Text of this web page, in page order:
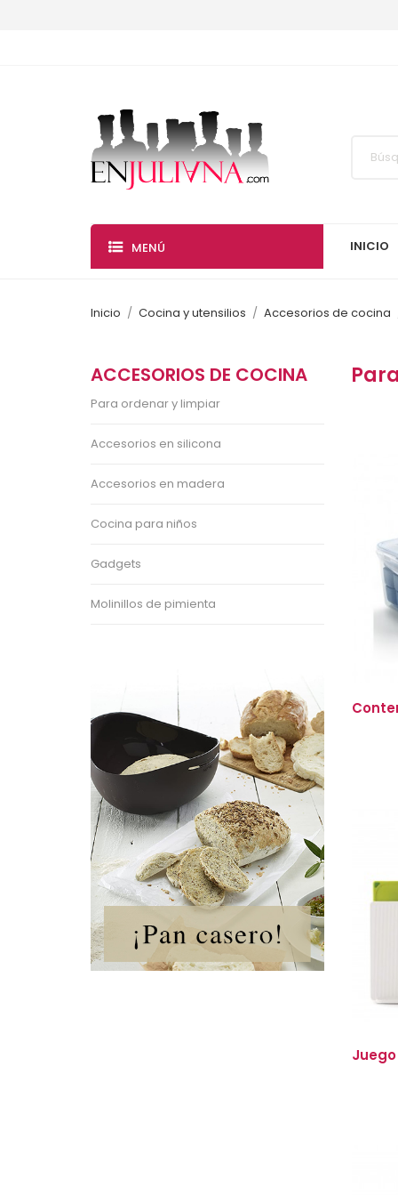
MENÚ INICIO
Inicio Cocina y utensilios Accesorios de cocina
ACCESORIOS DE COCINA
Para ordenar y limpiar
Accesorios en silicona
Accesorios en madera
Cocina para niños
Gadgets
Molinillos de pimienta